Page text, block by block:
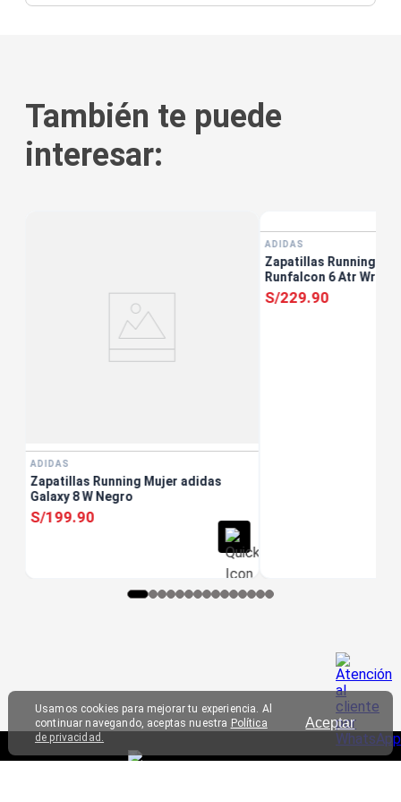
Aceptar
Usamos cookies para mejorar tu experiencia. Al
continuar navegando, aceptas nuestra Política
de privacidad.
También te puede
interesar:
ADIDAS
Zapatillas Running Mujer adidas
Galaxy 8 W Negro
S/199.90
ADIDAS
Zapatillas Running
Runfalcon 6 Atr Wr W
S/229.90